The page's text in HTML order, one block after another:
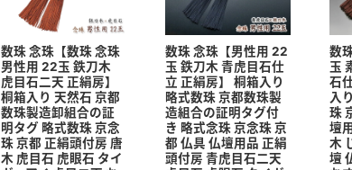
数珠 念珠【数珠 念珠
男性用 22玉 鉄刀木
虎目石二天 正絹房】
桐箱入り 天然石 京都
数珠製造卸組合の証
明タグ 略式数珠 京念
珠 京都 正絹頭付房 唐
木 虎目石 虎眼石 タイ
数珠 念珠【男性用 22
玉 鉄刀木 青虎目石仕
立 正絹房】 桐箱入り
略式数珠 京都数珠製
造組合の証明タグ付
き 略式念珠 京念珠 京
都 仏具 仏壇用品 正絹
頭付房 青虎目石二天
数
玉
石
入
珠
壇
木
壇